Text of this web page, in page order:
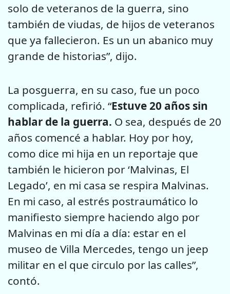
solo de veteranos de la guerra, sino
también de viudas, de hijos de veteranos
que ya fallecieron. Es un un abanico muy
grande de historias”, dijo.
La posguerra, en su caso, fue un poco
complicada, refirió. “Estuve 20 años sin
hablar de la guerra. O sea, después de 20
años comencé a hablar. Hoy por hoy,
como dice mi hija en un reportaje que
también le hicieron por ‘Malvinas, El
Legado’, en mi casa se respira Malvinas.
En mi caso, al estrés postraumático lo
manifiesto siempre haciendo algo por
Malvinas en mi día a día: estar en el
museo de Villa Mercedes, tengo un jeep
militar en el que circulo por las calles”,
contó.